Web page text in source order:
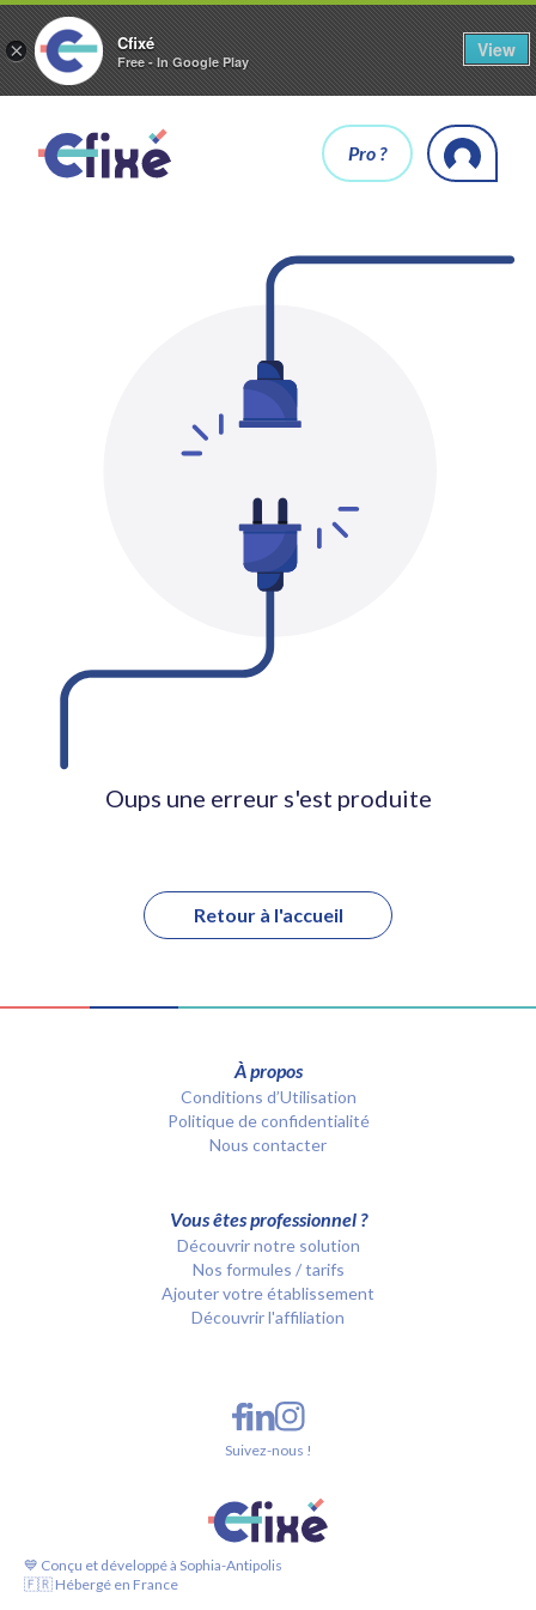
× Cfixé
Free - In Google Play
View
Pro ?
Oups une erreur s'est produite
Retour à l'accueil
À propos
Conditions d’Utilisation
Politique de confidentialité
Nous contacter
Vous êtes professionnel ?
Découvrir notre solution
Nos formules / tarifs
Ajouter votre établissement
Découvrir l'affiliation
💙 Conçu et développé à Sophia-Antipolis
🇫🇷 Hébergé en France
Suivez-nous !